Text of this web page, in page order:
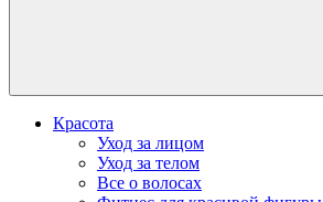
Красота
Уход за лицом
Уход за телом
Все о волосах